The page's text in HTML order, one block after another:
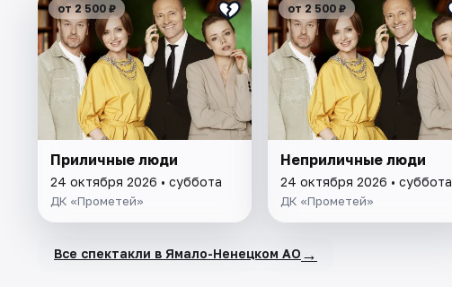
от 2 500 ₽
Приличные люди
24 октября 2026 • суббота
ДК «Прометей»
от 2 500 ₽
Неприличные люди
24 октября 2026 • суббота
ДК «Прометей»
Все спектакли в Ямало-Ненецком АО →